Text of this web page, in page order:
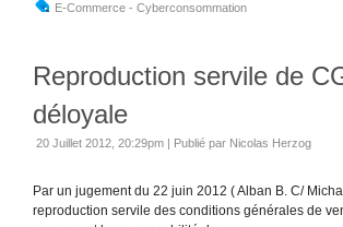
E-Commerce - Cyberconsommation
Reproduction servile de
déloyale
20 Juillet 2012, 20:29pm | Publié par Nicolas Herzog
Par un jugement du 22 juin 2012 ( Alban B. C/
reproduction servile des conditions générales de